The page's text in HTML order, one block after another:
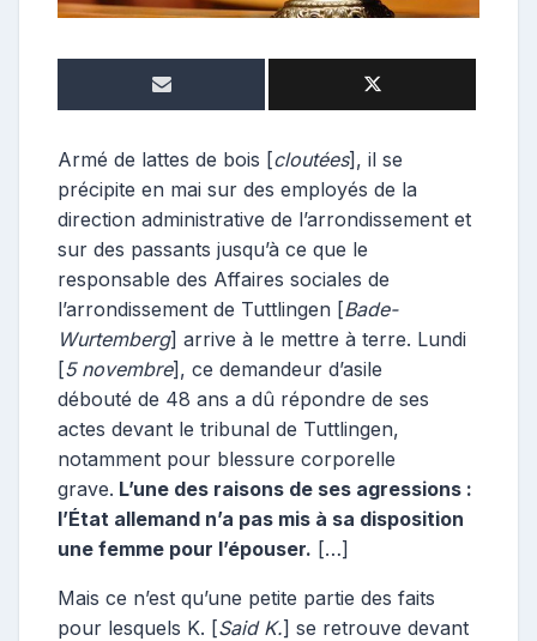
e
Armé de lattes de bois [cloutées], il se
précipite en mai sur des employés de la
direction administrative de l’arrondissement et
sur des passants jusqu’à ce que le
responsable des Affaires sociales de
l’arrondissement de Tuttlingen [Bade-
Wurtemberg] arrive à le mettre à terre. Lundi
[5 novembre], ce demandeur d’asile
débouté de 48 ans a dû répondre de ses
actes devant le tribunal de Tuttlingen,
notamment pour blessure corporelle
grave. L’une des raisons de ses agressions :
l’État allemand n’a pas mis à sa disposition
une femme pour l’épouser. […]
Mais ce n’est qu’une petite partie des faits
pour lesquels K. [Said K.] se retrouve devant